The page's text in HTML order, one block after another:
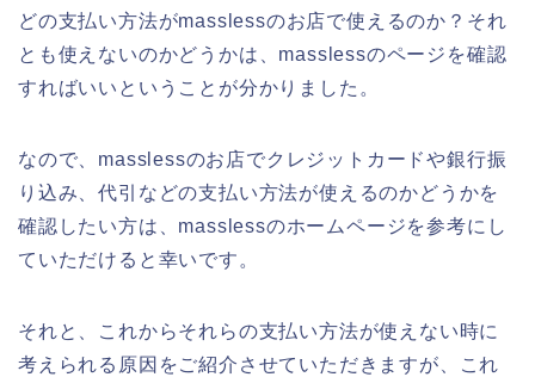
どの支払い方法がmasslessのお店で使えるのか？それ
とも使えないのかどうかは、masslessのページを確認
すればいいということが分かりました。
なので、masslessのお店でクレジットカードや銀行振
り込み、代引などの支払い方法が使えるのかどうかを
確認したい方は、masslessのホームページを参考にし
ていただけると幸いです。
それと、これからそれらの支払い方法が使えない時に
考えられる原因をご紹介させていただきますが、これ